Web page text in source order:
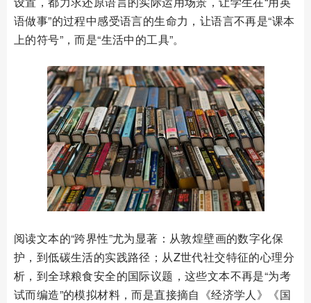
语做事”的过程中感受语言的生命力，让语言不再是“课本
上的符号”，而是“生活中的工具”。
阅读文本的“跨界性”尤为显著：从敦煌壁画的数字化保
护，到低碳生活的实践路径；从Z世代社交特征的心理分
析，到全球粮食安全的国际议题，这些文本不再是“为考
试而编造”的模拟材料，而是直接摘自《经济学人》《国